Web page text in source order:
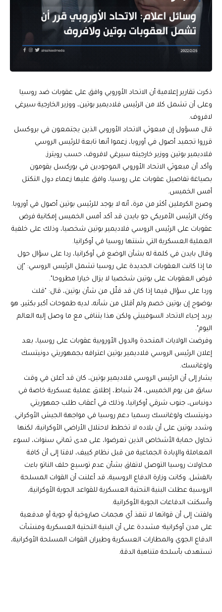
ذكرت تقارير إعلامية أن الاتحاد الأوروبي وافق على عقوبات ضد روسيا
وعلى أن تشمل كلا من الرئيس فلاديمير بوتين، ووزير الخارجية سيرغي
لافروف.
قال مسؤول إن مبعوثي الاتحاد الأوروبي الذين يجتمعون في بروكسل
قرروا تجميد أصول في أوروبا، زعموا أنها تابعة للرئيس الروسي
فلاديمير بوتين ووزير خارجيته سيرغي لافروف، حسب رويترز.
وأكد أن مبعوثي الاتحاد الأوروبي الموجودين في بوركسل يقومون
بصياغة تفاصيل عقوبات على روسيا، وافق عليها زعماء دول التكتل
أمس الخميس.
وصرح الكرملين أكثر من مرة، أنه لا يوجد للرئيس بوتين أصول في أوروبا.
وكان الرئيس الأمريكي جو بايدن قد أكد أمس الخميس إمكانية فرض
عقوبات على الرئيس الروسي فلاديمير بوتين شخصيا، وذلك على خلفية
العملية العسكرية التي شنتها روسيا في أوكرانيا.
وقال بايدن في كلمة له بشأن الوضع في أوكرانيا، ردا على سؤال حول
ما إذا كانت العقوبات الجديدة على روسيا تشمل الرئيس الروسي: "إن
فرض العقوبات على بوتين شخصيا لا يزال خيارا مطروحا".
وردا على سؤال فيما إذا كان قد قلّل من شأن بوتين، قال: "قلت
بوضوح إن بوتين خصم ولم أقلل من شأنه، لديه طموحات أكبر بكثير، هو
يريد إحياء الاتحاد السوفييتي ولكن هذا يتنافى مع ما وصل إليه العالم
اليوم".
وفرضت الولايات المتحدة والدول الأوروبية عقوبات على روسيا، بعد
إعلان الرئيس الروسي فلاديمير بوتين اعترافه بجمهوريتي دونيتسك
ولوغانسك.
يشار إلى أن الرئيس الروسي فلاديمير بوتين، كان قد أعلن في وقت
سابق من يوم الخميس، 24 شباط، إطلاق عملية عسكرية خاصة في
دونباس، جنوب شرقي أوكرانيا، وذلك في أعقاب طلب جمهوريتي
دونيتسك ولوغانسك رسميا دعم روسيا في مواجهة الجيش الأوكراني.
وشدد بوتين على أن بلاده لا تخطط لاحتلال الأراضي الأوكرانية، لكنها
تحاول حماية الأشخاص الذين تعرضوا، على مدى ثماني سنوات، لسوء
المعاملة والإبادة الجماعية من قبل نظام كييف، لافتا إلى أن كافة
محاولات روسيا التوصل لاتفاق بشأن عدم توسيع حلف الناتو باءت
بالفشل. وكانت وزارة الدفاع الروسية، قد أعلنت أن القوات المسلحة
الروسية عطلت البنية التحتية العسكرية للقواعد الجوية الأوكرانية،
وأسكتت الدفاعات الجوية الأوكرانية.
ولفتت إلى أن قواتها لا تنفذ أي هجمات صاروخية أو جوية أو مدفعية
على مدن أوكرانية؛ مشددة على أن البنية التحتية العسكرية ومنشآت
الدفاع الجوي والمطارات العسكرية وطيران القوات المسلحة الأوكرانية،
تستهدف بأسلحة متناهية الدقة.